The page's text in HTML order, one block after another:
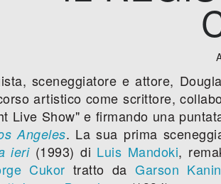
sceneggiatore e attore,
artistico come scrittore,
Live Show" e firmando una
Angeles. La sua prima
ieri(1993) di Luis Mandoki,
Cukor tratto daGarson Kanin